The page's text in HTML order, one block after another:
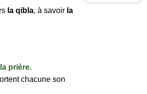
la qibla, à savoir la
prière.
chacune son